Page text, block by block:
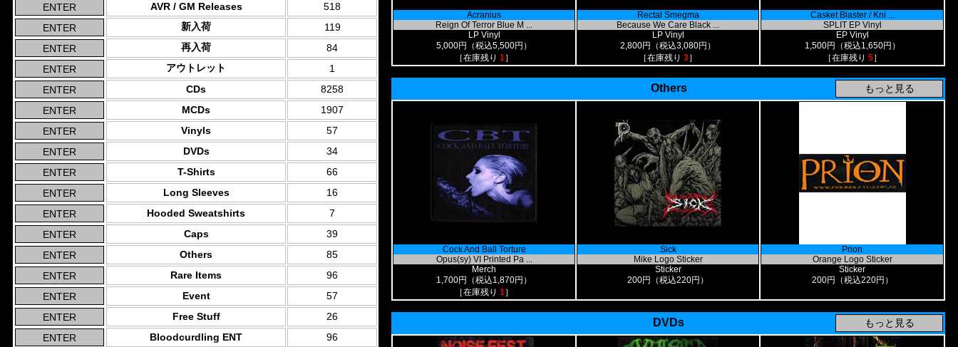
AVR / GM Releases
518
新入荷
119
再入荷
84
アウトレット
1
CDs
8258
MCDs
1907
Vinyls
57
DVDs
34
T-Shirts
66
Long Sleeves
16
Hooded Sweatshirts
7
Caps
39
Others
85
Rare Items
96
Event
57
Free Stuff
26
Bloodcurdling ENT
96
Acranius
Reign Of Terror Blue M ...
LP Vinyl
5,000円（税込5,500円）
［在庫残り 1］
Rectal Smegma
Because We Care Black ...
LP Vinyl
2,800円（税込3,080円）
［在庫残り 3］
Casket Blaster / Kni ...
SPLIT EP Vinyl
EP Vinyl
1,500円（税込1,650円）
［在庫残り 5］
Others
Cock And Ball Torture
Opus(sy) VI Printed Pa ...
Merch
1,700円（税込1,870円）
［在庫残り 1］
Sick
Mike Logo Sticker
Sticker
200円（税込220円）
Prion
Orange Logo Sticker
Sticker
200円（税込220円）
DVDs